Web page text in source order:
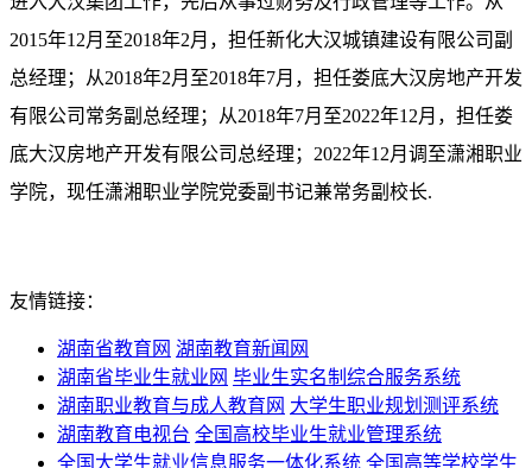
2015年12月至2018年2月，担任新化大汉城镇建设有限公司副
总经理；从2018年2月至2018年7月，担任娄底大汉房地产开发
有限公司常务副总经理；从2018年7月至2022年12月，担任娄
底大汉房地产开发有限公司总经理；2022年12月调至潇湘职业
学院，现任潇湘职业学院党委副书记兼常务副校长.
友情链接：
湖南省教育网 湖南教育新闻网
湖南省毕业生就业网 毕业生实名制综合服务系统
湖南职业教育与成人教育网 大学生职业规划测评系统
湖南教育电视台 全国高校毕业生就业管理系统
全国大学生就业信息服务一体化系统 全国高等学校学生